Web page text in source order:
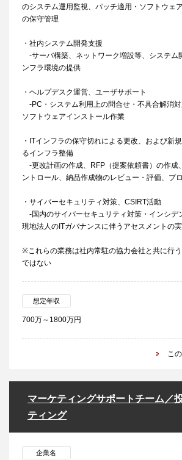
のシステム運用監視、パッチ適用・ソフトウェ
の保守管理
・社内システム開発支援
-サーバ構築、ネットワーク増設等、システム
ンフラ環境の提供
・ヘルプデスク運営、ユーザサポート
-PC・システム利用上の問合せ・不具合解消
ソフトウェアインストール作業
・ITインフラの保守切れによる更改、および新
るインフラ整備
-更改計画の作成、RFP（提案依頼書）の作成
ントロール、納品作成物のレビュー・評価、プ
・サイバーセキュリティ対策、CSIRT活動
-国内のサイバーセキュリティ対策・インシデ
現地法人のITガバナンスに伴うアセスメントの
※これらの業務は社内常駐の協力会社と共に行
ではない
想定年収
700万～1800万円
こ
マーケティングサポートチーム／
ティング
企業名